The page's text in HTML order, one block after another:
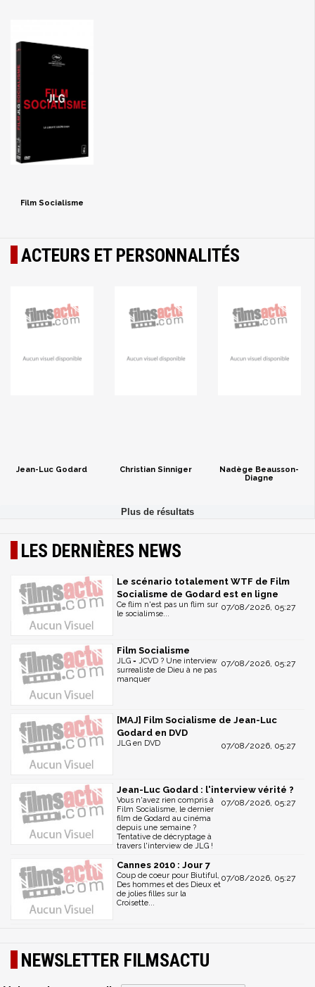
Film Socialisme
ACTEURS ET PERSONNALITÉS
Jean-Luc Godard Christian Sinniger
Nadège Beausson-
Diagne
LES DERNIÈRES NEWS
Le scénario totalement WTF de Film
Socialisme de Godard est en ligne
07/08/2026, 05:27
Ce flim n'est pas un flim sur
le socialimse...
Film Socialisme
07/08/2026, 05:27
JLG = JCVD ? Une interview
surrealiste de Dieu à ne pas
manquer
[MAJ] Film Socialisme de Jean-Luc
Godard en DVD
07/08/2026, 05:27
JLG en DVD
Jean-Luc Godard : l'interview vérité ?
07/08/2026, 05:27
Vous n'avez rien compris à
Film Socialisme, le dernier
film de Godard au cinéma
depuis une semaine ?
Tentative de décryptage à
travers l'interview de JLG !
Cannes 2010 : Jour 7
07/08/2026, 05:27
Coup de coeur pour Biutiful,
Des hommes et des Dieux et
de jolies filles sur la
Croisette...
NEWSLETTER FILMSACTU